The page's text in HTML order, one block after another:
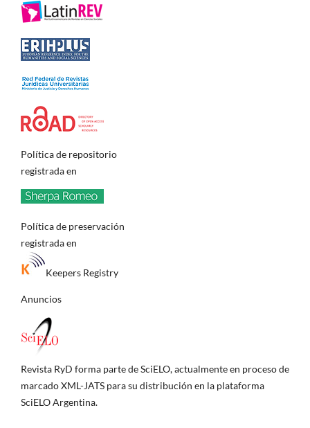
Política de repositorio
registrada en
Política de preservación
registrada en
Keepers Registry
Anuncios
Revista RyD forma parte de SciELO, actualmente en proceso de
marcado XML-JATS para su distribución en la plataforma
SciELO Argentina.